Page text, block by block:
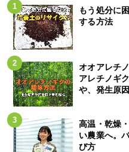
もう処分に
する方法
オオアレチ
アレチノギ
や、発生原
高温・乾燥
い農業へ。
び方